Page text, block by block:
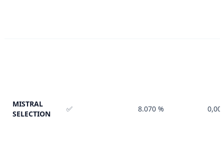
MISTRAL
SELECTION
✅ 8.070 % 0,00